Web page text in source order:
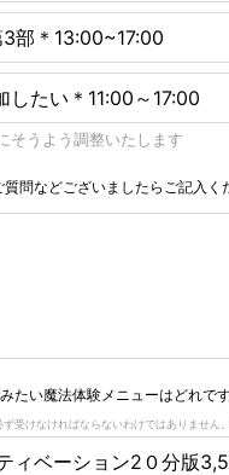
部＊13:00~17:00
したい＊11:00～17:00
そうよう調整いたします
問などございましたらご記入く
たい魔法体験メニューはどれで
受けなければならないわけではありません
ィベーション2０分版